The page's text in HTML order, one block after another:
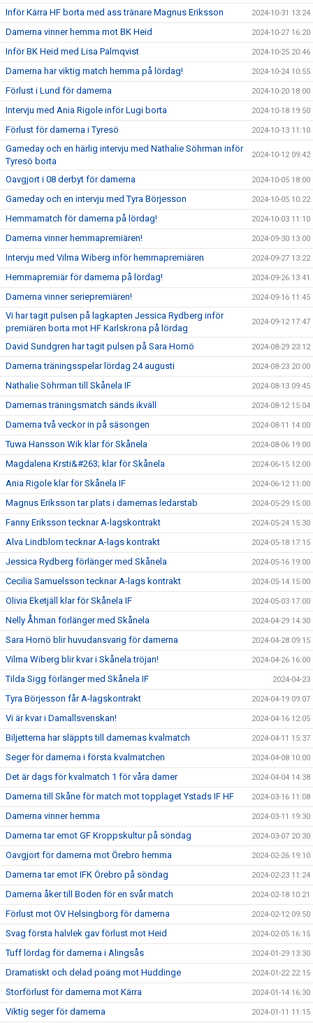
Inför Kärra HF borta med ass tränare Magnus Eriksson 2024-10-31 13:24
Damerna vinner hemma mot BK Heid 2024-10-27 16:20
Inför BK Heid med Lisa Palmqvist 2024-10-25 20:46
Damerna har viktig match hemma på lördag! 2024-10-24 10:55
Förlust i Lund för damerna 2024-10-20 18:00
Intervju med Ania Rigole inför Lugi borta 2024-10-18 19:50
Förlust för damerna i Tyresö 2024-10-13 11:10
Gameday och en härlig intervju med Nathalie Söhrman inför
Tyresö borta
2024-10-12 09:42
Oavgjort i 08 derbyt för damerna 2024-10-05 18:00
Gameday och en intervju med Tyra Börjesson 2024-10-05 10:22
Hemmamatch för damerna på lördag! 2024-10-03 11:10
Damerna vinner hemmapremiären! 2024-09-30 13:00
Intervju med Vilma Wiberg inför hemmapremiären 2024-09-27 13:22
Hemmapremiär för damerna på lördag! 2024-09-26 13:41
Damerna vinner seriepremiären! 2024-09-16 11:45
Vi har tagit pulsen på lagkapten Jessica Rydberg inför
premiären borta mot HF Karlskrona på lördag
2024-09-12 17:47
David Sundgren har tagit pulsen på Sara Hornö 2024-08-29 23:12
Damerna träningsspelar lördag 24 augusti 2024-08-23 20:00
Nathalie Söhrman till Skånela IF 2024-08-13 09:45
Damernas träningsmatch sänds ikväll 2024-08-12 15:04
Damerna två veckor in på säsongen 2024-08-11 14:00
Tuwa Hansson Wik klar för Skånela 2024-08-06 19:00
Magdalena Krsti&#263; klar för Skånela 2024-06-15 12:00
Ania Rigole klar för Skånela IF 2024-06-12 11:00
Magnus Eriksson tar plats i damernas ledarstab 2024-05-29 15:00
Fanny Eriksson tecknar A-lagskontrakt 2024-05-24 15:30
Alva Lindblom tecknar A-lags kontrakt 2024-05-18 17:15
Jessica Rydberg förlänger med Skånela 2024-05-16 19:00
Cecilia Samuelsson tecknar A-lags kontrakt 2024-05-14 15:00
Olivia Eketjäll klar för Skånela IF 2024-05-03 17:00
Nelly Åhman förlänger med Skånela 2024-04-29 14:30
Sara Hornö blir huvudansvarig för damerna 2024-04-28 09:15
Vilma Wiberg blir kvar i Skånela tröjan! 2024-04-26 16:00
Tilda Sigg förlänger med Skånela IF 2024-04-23
Tyra Börjesson får A-lagskontrakt 2024-04-19 09:07
Vi är kvar i Damallsvenskan! 2024-04-16 12:05
Biljetterna har släppts till damernas kvalmatch 2024-04-11 15:37
Seger för damerna i första kvalmatchen 2024-04-08 10:00
Det är dags för kvalmatch 1 för våra damer 2024-04-04 14:38
Damerna till Skåne för match mot topplaget Ystads IF HF 2024-03-16 11:08
Damerna vinner hemma 2024-03-11 19:30
Damerna tar emot GF Kroppskultur på söndag 2024-03-07 20:30
Oavgjort för damerna mot Örebro hemma 2024-02-26 19:10
Damerna tar emot IFK Örebro på söndag 2024-02-23 11:24
Damerna åker till Boden för en svår match 2024-02-18 10:21
Förlust mot OV Helsingborg för damerna 2024-02-12 09:50
Svag första halvlek gav förlust mot Heid 2024-02-05 16:15
Tuff lördag för damerna i Alingsås 2024-01-29 13:30
Dramatiskt och delad poäng mot Huddinge 2024-01-22 22:15
Storförlust för damerna mot Kärra 2024-01-14 16:30
Viktig seger för damerna 2024-01-11 11:15